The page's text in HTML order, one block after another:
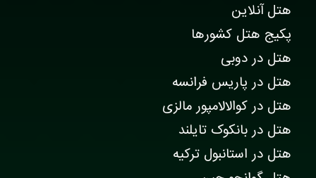
هتل آنلاین
پکیج هتل کشورها
هتل در دوبی
هتل در پاریس فرانسه
هتل در کوالالامپور مالزی
هتل در بانکوک تایلند
هتل در استانبول ترکیه